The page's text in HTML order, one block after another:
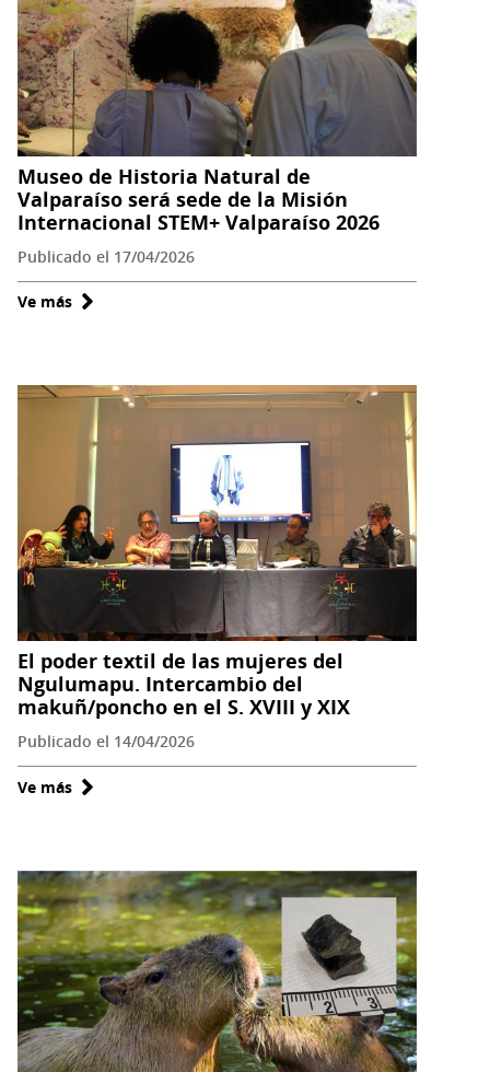
el
trabajo
colaborativo
Museo de Historia Natural de
Valparaíso será sede de la Misión
Internacional STEM+ Valparaíso 2026
Publicado el 17/04/2026
Ve más sobre
Historia
Natural
de
Valparaíso
será
sede
de
la
Misión
Internacional
STEM+
Valparaíso
2026
El poder textil de las mujeres del
Ngulumapu. Intercambio del
makuñ/poncho en el S. XVIII y XIX
Publicado el 14/04/2026
Ve más sobre
textil
de
las
mujeres
del
Ngulumapu.
Intercambio
del